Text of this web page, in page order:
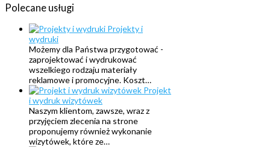
Polecane usługi
Projekty i
wydruki
Możemy dla Państwa przygotować -
zaprojektować i wydrukować
wszelkiego rodzaju materiały
reklamowe i promocyjne. Koszt…
Projekt
i wydruk wizytówek
Naszym klientom, zawsze, wraz z
przyjęciem zlecenia na strone
proponujemy również wykonanie
wizytówek, które ze…